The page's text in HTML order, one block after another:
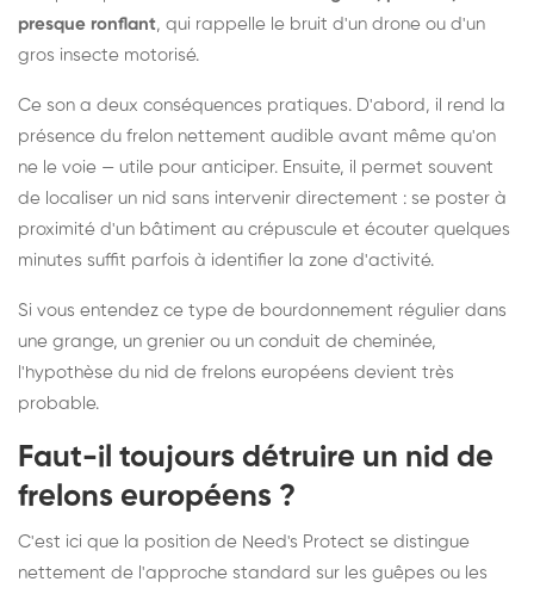
presque ronflant, qui rappelle le bruit d'un drone ou d'un
gros insecte motorisé.
Ce son a deux conséquences pratiques. D'abord, il rend la
présence du frelon nettement audible avant même qu'on
ne le voie — utile pour anticiper. Ensuite, il permet souvent
de localiser un nid sans intervenir directement : se poster à
proximité d'un bâtiment au crépuscule et écouter quelques
minutes suffit parfois à identifier la zone d'activité.
Si vous entendez ce type de bourdonnement régulier dans
une grange, un grenier ou un conduit de cheminée,
l'hypothèse du nid de frelons européens devient très
probable.
Faut-il toujours détruire un nid de
frelons européens ?
C'est ici que la position de Need's Protect se distingue
nettement de l'approche standard sur les guêpes ou les